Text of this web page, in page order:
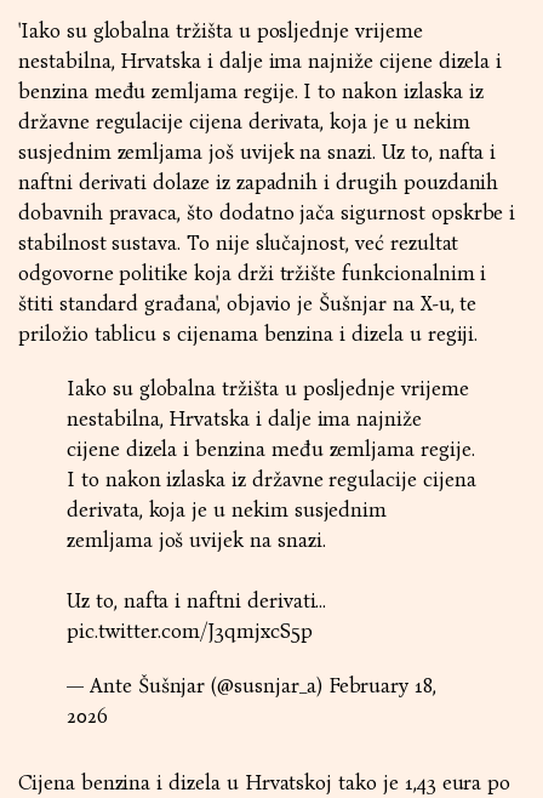
'Iako su globalna tržišta u posljednje vrijeme
nestabilna, Hrvatska i dalje ima najniže cijene dizela i
benzina među zemljama regije. I to nakon izlaska iz
državne regulacije cijena derivata, koja je u nekim
susjednim zemljama još uvijek na snazi. Uz to, nafta i
naftni derivati dolaze iz zapadnih i drugih pouzdanih
dobavnih pravaca, što dodatno jača sigurnost opskrbe i
stabilnost sustava. To nije slučajnost, već rezultat
odgovorne politike koja drži tržište funkcionalnim i
štiti standard građana', objavio je Šušnjar na X-u, te
priložio tablicu s cijenama benzina i dizela u regiji.
Iako su globalna tržišta u posljednje vrijeme
nestabilna, Hrvatska i dalje ima najniže
cijene dizela i benzina među zemljama regije.
I to nakon izlaska iz državne regulacije cijena
derivata, koja je u nekim susjednim
zemljama još uvijek na snazi.
Uz to, nafta i naftni derivati…
pic.twitter.com/J3qmjxcS5p
— Ante Šušnjar (@susnjar_a) February 18,
2026
Cijena benzina i dizela u Hrvatskoj tako je 1,43 eura po